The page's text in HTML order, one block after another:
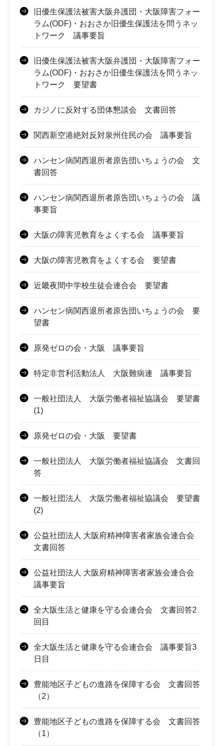
旧優生保護法被害大阪弁護団・大阪障害フォー
ラム(ODF)・おおさか旧優生保護法を問うネッ
トワーク 議事要旨
旧優生保護法被害大阪弁護団・大阪障害フォー
ラム(ODF)・おおさか旧優生保護法を問うネッ
トワーク 要望書
カジノに反対する団体懇談会 文書回答
関西新空港絶対反対泉州住民の会 議事要旨
ハンセン病関西退所者原告団いちょうの会 文
書回答
ハンセン病関西退所者原告団いちょうの会 議
事要旨
大阪の障害児教育をよくする会 議事要旨
大阪の障害児教育をよくする会 要望書
近畿夜間中学校生徒会連合会 要望書
ハンセン病関西退所者原告団いちょうの会 要
望書
原発ゼロの会・大阪 議事要旨
特定非営利活動法人 大阪難病連 議事要旨
一般社団法人 大阪労働者福祉協議会 要望書
(1)
原発ゼロの会・大阪 要望書
一般社団法人 大阪労働者福祉協議会 文書回
答
一般社団法人 大阪労働者福祉協議会 要望書
(2)
公益社団法人 大阪府精神障害者家族会連合会
文書回答
公益社団法人 大阪府精神障害者家族会連合会
議事要旨
全大阪生活と健康を守る会連合会 文書回答2
回目
全大阪生活と健康を守る会連合会 議事要旨3
日目
豊能地区子どもの進路を保障する会 文書回答
（2）
豊能地区子どもの進路を保障する会 文書回答
（1）